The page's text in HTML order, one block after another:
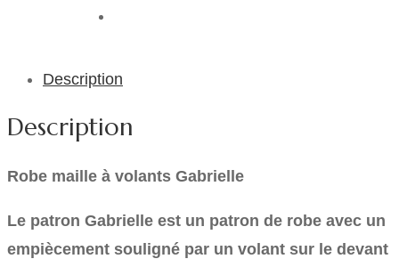
Description
Description
Robe maille à volants Gabrielle
Le patron Gabrielle est un patron de robe avec un
empiècement souligné par un volant sur le devant